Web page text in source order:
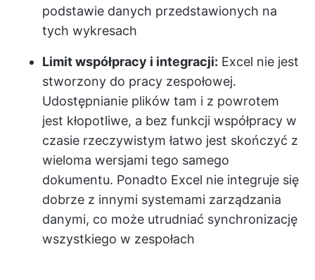
podstawie danych przedstawionych na
tych wykresach
Limit współpracy i integracji: Excel nie jest
stworzony do pracy zespołowej.
Udostępnianie plików tam i z powrotem
jest kłopotliwe, a bez funkcji współpracy w
czasie rzeczywistym łatwo jest skończyć z
wieloma wersjami tego samego
dokumentu. Ponadto Excel nie integruje się
dobrze z innymi systemami zarządzania
danymi, co może utrudniać synchronizację
wszystkiego w zespołach